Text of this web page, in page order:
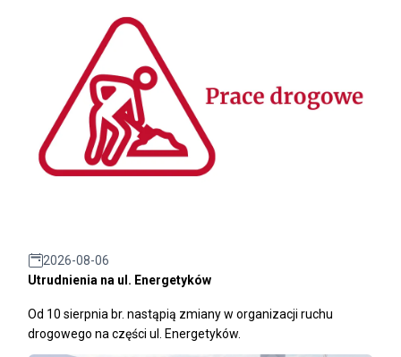
2026-08-06
Utrudnienia na ul. Energetyków
Od 10 sierpnia br. nastąpią zmiany w organizacji ruchu
drogowego na części ul. Energetyków.